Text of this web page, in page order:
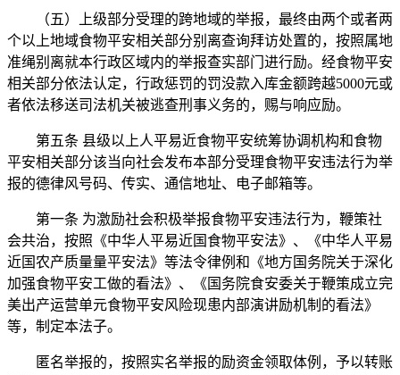
（五）上级部分受理的跨地域的举报，最终由两个或者两
个以上地域食物平安相关部分别离查询拜访处置的，按照属地
准绳别离就本行政区域内的举报查实部门进行励。经食物平安
相关部分依法认定，行政惩罚的罚没款入库金额跨越5000元或
者依法移送司法机关被逃查刑事义务的，赐与响应励。
第五条 县级以上人平易近食物平安统筹协调机构和食物
平安相关部分该当向社会发布本部分受理食物平安违法行为举
报的德律风号码、传实、通信地址、电子邮箱等。
第一条 为激励社会积极举报食物平安违法行为，鞭策社
会共治，按照《中华人平易近国食物平安法》、《中华人平易
近国农产质量量平安法》等法令律例和《地方国务院关于深化
加强食物平安工做的看法》、《国务院食安委关于鞭策成立完
美出产运营单元食物平安风险现患内部演讲励机制的看法》
等，制定本法子。
匿名举报的，按照实名举报的励资金领取体例，予以转账